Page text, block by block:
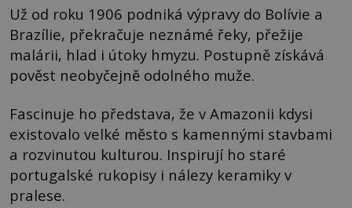
Už od roku 1906 podniká výpravy do Bolívie a
Brazílie, překračuje neznámé řeky, přežije
malárii, hlad i útoky hmyzu. Postupně získává
pověst neobyčejně odolného muže.
Fascinuje ho představa, že v Amazonii kdysi
existovalo velké město s kamennými stavbami
a rozvinutou kulturou. Inspirují ho staré
portugalské rukopisy i nálezy keramiky v
pralese.